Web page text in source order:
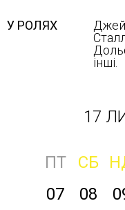
У РОЛЯХ
інші.
17
ПТ СБ
07
08